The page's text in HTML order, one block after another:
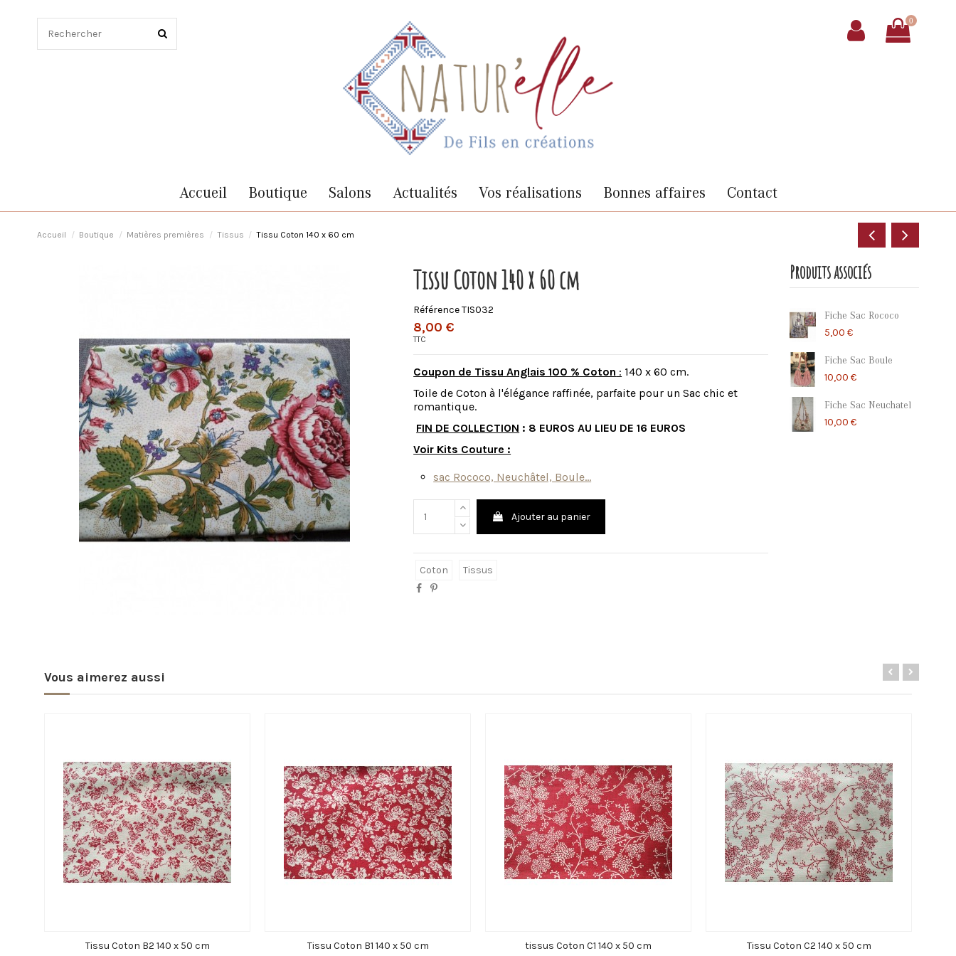
0
Accueil Boutique Salons Actualités Vos réalisations Bonnes affaires Contact
Accueil Boutique Matières premières Tissus Tissu Coton 140 x 60 cm
Tissu Coton 140 x 60 cm
RéférenceTIS032
8,00 €
TTC
Coupon de Tissu Anglais 100 % Coton : 140 x 60 cm.
Toile de Coton à l'élégance raffinée, parfaite pour un Sac chic et
romantique.
FIN DE COLLECTION : 8 EUROS AU LIEU DE 16 EUROS
Voir Kits Couture :
sac Rococo, Neuchâtel, Boule...
Ajouter au panier
Coton Tissus
Produits associés
Fiche Sac Rococo
5,00 €
Fiche Sac Boule
10,00 €
Fiche Sac Neuchatel
10,00 €
Vous aimerez aussi
Tissu Coton B2 140 x 50 cm Tissu Coton B1 140 x 50 cm tissus Coton C1 140 x 50 cm Tissu Coton C2 140 x 50 cm